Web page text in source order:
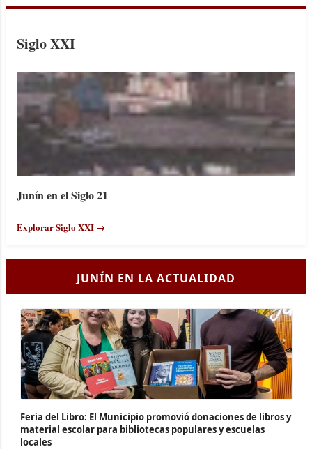
Siglo XXI
Junín en el Siglo 21
Explorar Siglo XXI →
JUNÍN EN LA ACTUALIDAD
Feria del Libro: El Municipio promovió donaciones de libros y
material escolar para bibliotecas populares y escuelas
locales